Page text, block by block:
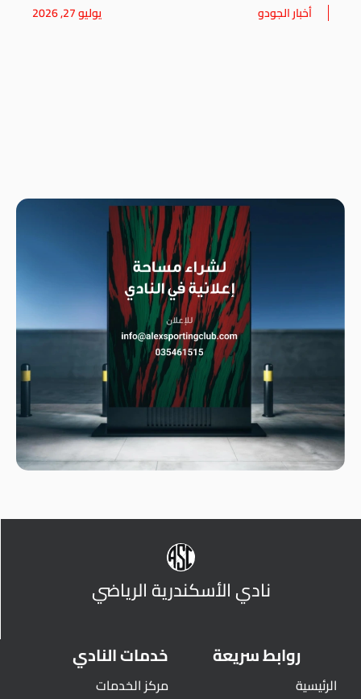
أخبار الجودو يوليو 27, 2026
نادي الأسكندرية الرياضي
روابط سريعة
الرئيسية
خدمات النادي
مركز الخدمات